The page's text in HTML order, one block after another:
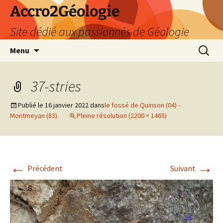
Accro2Géologie
Site dédié aux passionnés de Géologie
Menu
37-stries
Publié le 16 janvier 2022dansle fossé de Quinson (04) -
Montmeyan (83).
Pleine résolution (2200 × 1465)
← Précédent Suivant →